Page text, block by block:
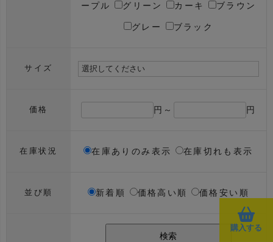
購入する
ープル グリーン カーキ ブラウン
グレー ブラック
サイズ
価格 円～ 円
在庫状況 在庫ありのみ表示 在庫切れも表示
並び順 新着順 価格高い順 価格安い順
検索